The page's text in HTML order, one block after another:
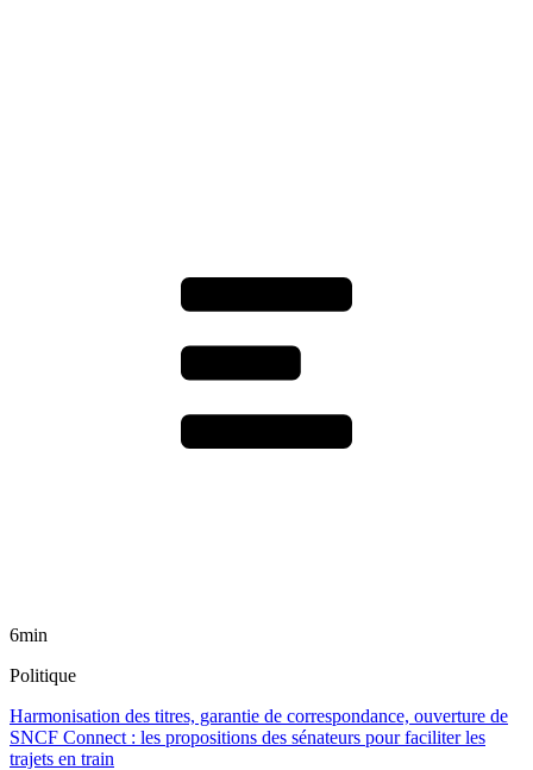
6min
Politique
Harmonisation des titres, garantie de correspondance, ouverture de
SNCF Connect : les propositions des sénateurs pour faciliter les
trajets en train